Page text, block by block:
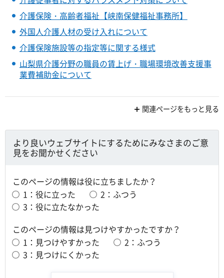
介護保険・高齢者福祉【峡南保健福祉事務所】
外国人介護人材の受け入れについて
介護保険施設等の指定等に関する様式
山梨県介護分野の職員の賃上げ・職場環境改善支援事
業費補助金について
関連ページをもっと見る
より良いウェブサイトにするためにみなさまのご意
見をお聞かせください
このページの情報は役に立ちましたか？
1：役に立った
2：ふつう
3：役に立たなかった
このページの情報は見つけやすかったですか？
1：見つけやすかった
2：ふつう
3：見つけにくかった